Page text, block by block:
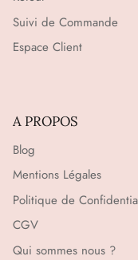
Suivi de Commande
Espace Client
A PROPOS
Blog
Mentions Légales
Politique de
CGV
Qui sommes nous ?